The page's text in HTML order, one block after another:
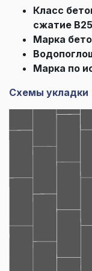
Класс
сжатие
Марка
Марка по
Схемы укладки